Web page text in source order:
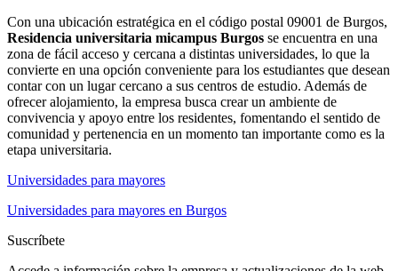
Con una ubicación estratégica en el código postal 09001 de Burgos,
Residencia universitaria micampus Burgos se encuentra en una
zona de fácil acceso y cercana a distintas universidades, lo que la
convierte en una opción conveniente para los estudiantes que desean
contar con un lugar cercano a sus centros de estudio. Además de
ofrecer alojamiento, la empresa busca crear un ambiente de
convivencia y apoyo entre los residentes, fomentando el sentido de
comunidad y pertenencia en un momento tan importante como es la
etapa universitaria.
Universidades para mayores
Universidades para mayores en Burgos
Suscríbete